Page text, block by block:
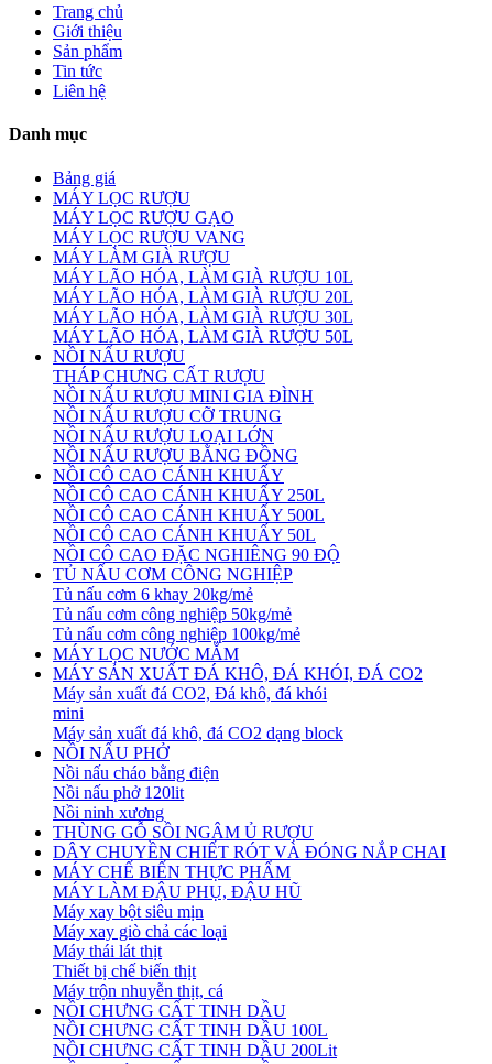
Trang chủ
Giới thiệu
Sản phẩm
Tin tức
Liên hệ
Danh mục
Bảng giá
MÁY LỌC RƯỢU
MÁY LỌC RƯỢU GẠO
MÁY LỌC RƯỢU VANG
MÁY LÀM GIÀ RƯỢU
MÁY LÃO HÓA, LÀM GIÀ RƯỢU 10L
MÁY LÃO HÓA, LÀM GIÀ RƯỢU 20L
MÁY LÃO HÓA, LÀM GIÀ RƯỢU 30L
MÁY LÃO HÓA, LÀM GIÀ RƯỢU 50L
NỒI NẤU RƯỢU
THÁP CHƯNG CẤT RƯỢU
NỒI NẤU RƯỢU MINI GIA ĐÌNH
NỒI NẤU RƯỢU CỠ TRUNG
NỒI NẤU RƯỢU LOẠI LỚN
NỒI NẤU RƯỢU BẰNG ĐỒNG
NỒI CÔ CAO CÁNH KHUẤY
NỒI CÔ CAO CÁNH KHUẤY 250L
NỒI CÔ CAO CÁNH KHUẤY 500L
NỒI CÔ CAO CÁNH KHUẤY 50L
NỒI CÔ CAO ĐẶC NGHIÊNG 90 ĐỘ
TỦ NẤU CƠM CÔNG NGHIỆP
Tủ nấu cơm 6 khay 20kg/mẻ
Tủ nấu cơm công nghiệp 50kg/mẻ
Tủ nấu cơm công nghiệp 100kg/mẻ
MÁY LỌC NƯỚC MẮM
MÁY SẢN XUẤT ĐÁ KHÔ, ĐÁ KHÓI, ĐÁ CO2
Máy sản xuất đá CO2, Đá khô, đá khói
mini
Máy sản xuất đá khô, đá CO2 dạng block
NỒI NẤU PHỞ
Nồi nấu cháo bằng điện
Nồi nấu phở 120lit
Nồi ninh xương
THÙNG GỖ SỒI NGÂM Ủ RƯỢU
DÂY CHUYỀN CHIẾT RÓT VÀ ĐÓNG NẮP CHAI
MÁY CHẾ BIẾN THỰC PHẨM
MÁY LÀM ĐẬU PHỤ, ĐẬU HŨ
Máy xay bột siêu mịn
Máy xay giò chả các loại
Máy thái lát thịt
Thiết bị chế biến thịt
Máy trộn nhuyễn thịt, cá
NỒI CHƯNG CẤT TINH DẦU
NỒI CHƯNG CẤT TINH DẦU 100L
NỒI CHƯNG CẤT TINH DẦU 200Lit